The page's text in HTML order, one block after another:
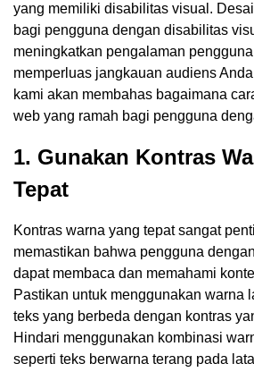
yang memiliki disabilitas visual.
bagi pengguna dengan disabilitas
meningkatkan pengalaman
memperluas jangkauan audiens
kami akan membahas bagaimana
web yang ramah bagi pengguna
1. Gunakan Kontras
Tepat
Kontras warna yang tepat sangat
memastikan bahwa pengguna
dapat membaca dan memahami
Pastikan untuk menggunakan warna
teks yang berbeda dengan kontras
Hindari menggunakan kombinasi
seperti teks berwarna terang pada